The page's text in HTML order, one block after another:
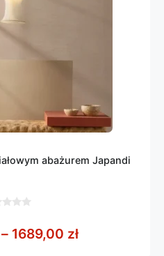
abażurem Japandi
– 1689,00 złZakres cen: